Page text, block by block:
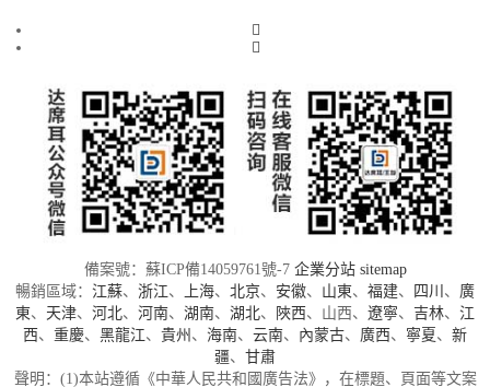
備案號：蘇ICP備14059761號-7 企業分站 sitemap
暢銷區域： 江蘇、 浙江、 上海、 北京、 安徽、 山東、 福建、 四川 、 廣
東、 天津、 河北、 河南、 湖南、 湖北、 陜西、山西、 遼寧、 吉林、 江
西、 重慶、 黑龍江、 貴州 、 海南、 云南、 內蒙古、 廣西、 寧夏 、 新
疆、 甘肅
聲明：(1)本站遵循《中華人民共和國廣告法》，在標題、頁面等文案